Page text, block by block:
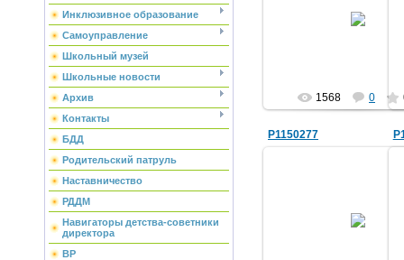
Инклюзивное образование
Самоуправление
Школьный музей
Школьные новости
Архив
Контакты
БДД
Родительский патруль
Наставничество
РДДМ
Навигаторы детства-советники
директора
ВР
1568 0
P1150277